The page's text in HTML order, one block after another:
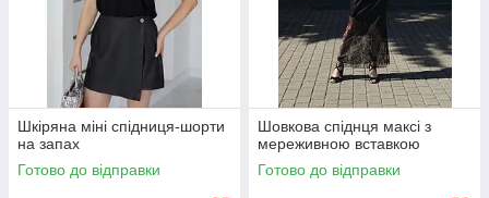
найбільше підійдуть спідниці типу олівець, або прямі.
Пам'ятайте, у цьому разі ми хочемо підкреслити ноги, тому
довжина має бути міді. У наш час колірна гама одягу просто
переповнена всілякими відтінками. Цього року дизайнери
приділяють увагу ніжнішим і теплішим тонам або ж тонам
холодного кольору, з яскравою текстурою, наприклад,
кольору лимон. У цій справі негріх і поекспериментувати
Шкіряна міні спідниця-шорти
на запах
Готово до відправки
Шовкова спіднця максі з
мереживною вставкою
Готово до відправки